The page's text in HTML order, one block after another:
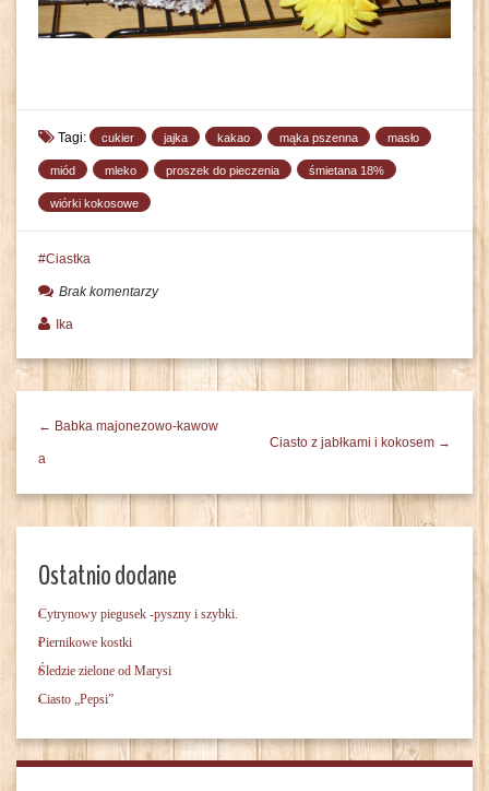
Tagi: cukier jajka kakao mąka pszenna masło
miód mleko proszek do pieczenia śmietana 18%
wiórki kokosowe
Ciastka
Brak komentarzy
Ika
← Babka majonezowo-kawow
a
Ciasto z jabłkami i kokosem →
Ostatnio dodane
Cytrynowy piegusek -pyszny i szybki.
Piernikowe kostki
Śledzie zielone od Marysi
Ciasto „Pepsi”